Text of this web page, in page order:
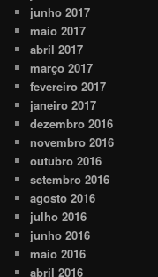
junho 2017
maio 2017
abril 2017
março 2017
fevereiro 2017
janeiro 2017
dezembro 2016
novembro 2016
outubro 2016
setembro 2016
agosto 2016
julho 2016
junho 2016
maio 2016
abril 2016